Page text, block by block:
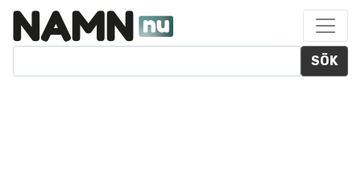
SÖK